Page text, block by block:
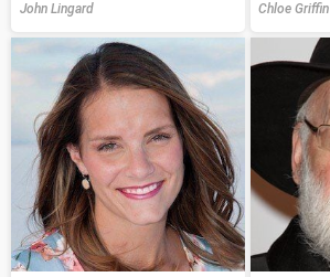
John Lingard Chloe Griffin